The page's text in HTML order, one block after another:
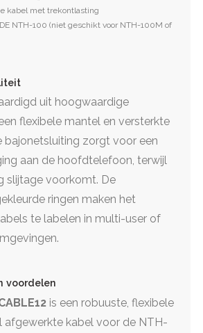
kabel met trekontlasting
NTH-100 (niet geschikt voor NTH-100M of
uit hoogwaardige
flexibele mantel en versterkte
bajonetsluiting zorgt voor een
aan de hoofdtelefoon, terwijl
slijtage voorkomt. De
ringen maken het
te labelen in multi-user of
voordelen
is een robuuste, flexibele
afgewerkte kabel voor de NTH-